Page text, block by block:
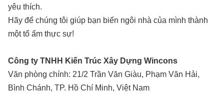
yêu thích.
Hãy để chúng tôi giúp bạn biến ngôi nhà của mình thành
một tổ ấm thực sự!
Công ty TNHH Kiến Trúc Xây Dựng Wincons
Văn phòng chính: 21/2 Trần Văn Giàu, Phạm Văn Hải,
Bình Chánh, TP. Hồ Chí Minh, Việt Nam